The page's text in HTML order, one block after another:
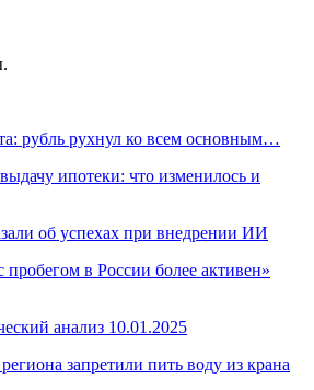
рубль рухнул ко всем основным…
ипотеки: что изменилось и
об успехах при внедрении ИИ
в России более активен»
анализ 10.01.2025
запретили пить воду из крана